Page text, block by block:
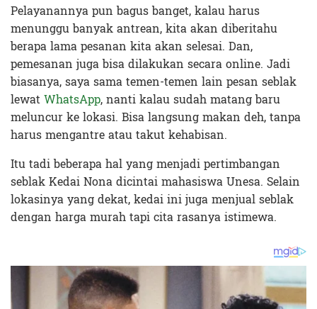
Pelayanannya pun bagus banget, kalau harus
menunggu banyak antrean, kita akan diberitahu
berapa lama pesanan kita akan selesai. Dan,
pemesanan juga bisa dilakukan secara online. Jadi
biasanya, saya sama temen-temen lain pesan seblak
lewatWhatsApp, nanti kalau sudah matang baru
meluncur ke lokasi. Bisa langsung makan deh, tanpa
harus mengantre atau takut kehabisan.
Itu tadi beberapa hal yang menjadi pertimbangan
seblak Kedai Nona dicintai mahasiswa Unesa. Selain
lokasinya yang dekat, kedai ini juga menjual seblak
dengan harga murah tapi cita rasanya istimewa.